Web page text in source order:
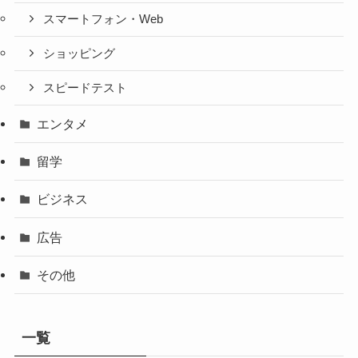
スマートフォン・Web
ショッピング
スピードテスト
エンタメ
留学
ビジネス
広告
その他
一覧